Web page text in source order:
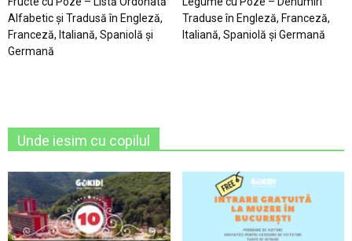
Alfabetic şi Tradusă în Engleză,
Franceză, Italiană, Spaniolă şi
Germană
Traduse în Engleză, Franceză,
Italiană, Spaniolă şi Germană
Unde iesim cu copilul